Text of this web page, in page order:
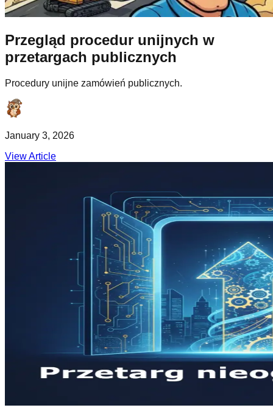
Przegląd procedur unijnych w
przetargach publicznych
Procedury unijne zamówień publicznych.
January 3, 2026
View Article